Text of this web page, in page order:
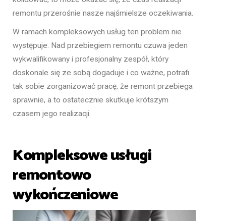
remontu przerośnie nasze najśmielsze oczekiwania.
W ramach kompleksowych usług ten problem nie
występuje. Nad przebiegiem remontu czuwa jeden
wykwalifikowany i profesjonalny zespół, który
doskonale się ze sobą dogaduje i co ważne, potrafi
tak sobie zorganizować pracę, że remont przebiega
sprawnie, a to ostatecznie skutkuje krótszym
czasem jego realizacji.
Kompleksowe usługi
remontowo
wykończeniowe